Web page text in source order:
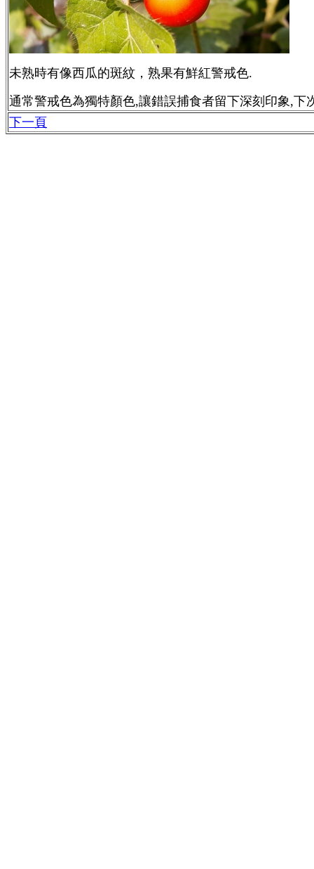
未熟時有像西瓜的斑紋，熟果有鮮紅警戒色.
通常警戒色為獨特顏色,讓錯誤捕食者留下深刻印象,下
下一頁